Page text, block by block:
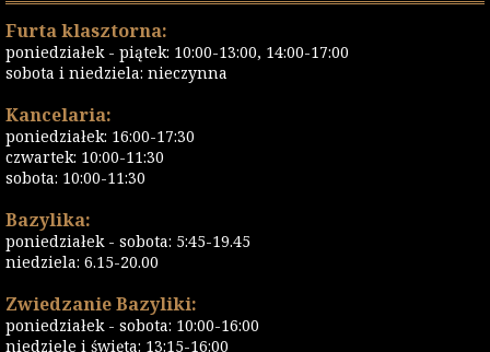
Furta klasztorna:
poniedziałek - piątek: 10:00-13:00, 14:00-17:00
sobota i niedziela: nieczynna
Kancelaria:
poniedziałek: 16:00-17:30
czwartek: 10:00-11:30
sobota: 10:00-11:30
Bazylika:
poniedziałek - sobota: 5:45-19.45
niedziela: 6.15-20.00
Zwiedzanie Bazyliki:
poniedziałek - sobota: 10:00-16:00
niedziele i święta: 13:15-16:00